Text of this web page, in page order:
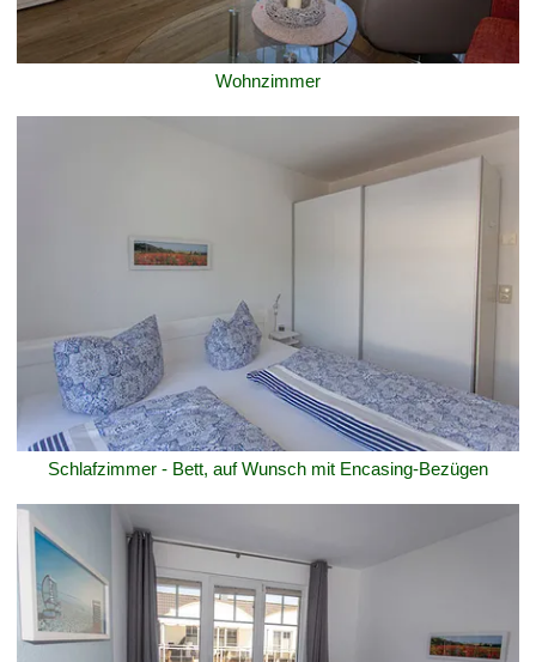
Wohnzimmer
Schlafzimmer - Bett, auf Wunsch mit Encasing-Bezügen